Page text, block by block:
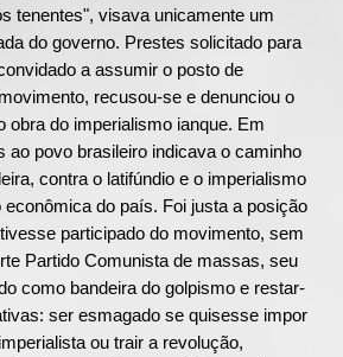
tenentes", visava unicamente um
do governo. Prestes solicitado para
a assumir o posto de
recusou-se e denunciou o
obra do imperialismo ianque. Em
ao povo brasileiro indicava o caminho
contra o latifúndio e o imperialismo
econômica do país. Foi justa a posição
participado do movimento, sem
Partido Comunista de massas, seu
como bandeira do golpismo e restar-
ser esmagado se quisesse impor
ou trair a revolução,